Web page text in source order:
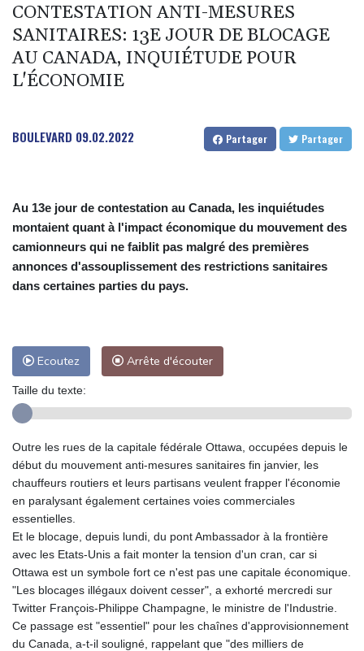
L'étage supérieur d'une fusée SpaceX s'est écrasé sur la Lune
Séisme au Venezuela: la douloureuse valse des nombres de
disparus
Les Bourses mondiales touchent des records, sans s'emballer
CONTESTATION ANTI-MESURES
SANITAIRES: 13E JOUR DE BLOCAGE
AU CANADA, INQUIÉTUDE POUR
L'ÉCONOMIE
BOULEVARD 09.02.2022 Partager Partager
Au 13e jour de contestation au Canada, les inquiétudes
montaient quant à l'impact économique du mouvement des
camionneurs qui ne faiblit pas malgré des premières
annonces d'assouplissement des restrictions sanitaires
dans certaines parties du pays.
Ecoutez Arrête d'écouter
Taille du texte:
Outre les rues de la capitale fédérale Ottawa, occupées depuis le
début du mouvement anti-mesures sanitaires fin janvier, les
chauffeurs routiers et leurs partisans veulent frapper l'économie
en paralysant également certaines voies commerciales
essentielles.
Et le blocage, depuis lundi, du pont Ambassador à la frontière
avec les Etats-Unis a fait monter la tension d'un cran, car si
Ottawa est un symbole fort ce n'est pas une capitale économique.
"Les blocages illégaux doivent cesser", a exhorté mercredi sur
Twitter François-Philippe Champagne, le ministre de l'Industrie.
Ce passage est "essentiel" pour les chaînes d'approvisionnement
du Canada, a-t-il souligné, rappelant que "des milliers de